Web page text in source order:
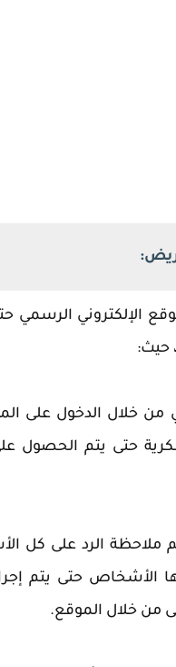
الإلكتروني
حيث:
من خلال الدخول على
يتم الحصول على
ملاحظة الرد على كل
الأشخاص حتى يتم
من خلال الموقع.